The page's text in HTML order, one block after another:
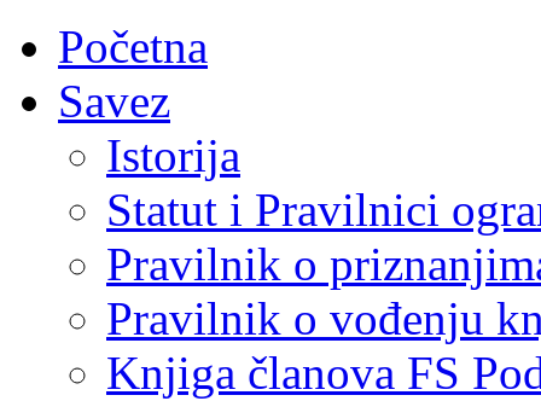
Početna
Savez
Istorija
Statut i Pravilnici
Pravilnik o
Pravilnik o vođenju
Knjiga članova FS